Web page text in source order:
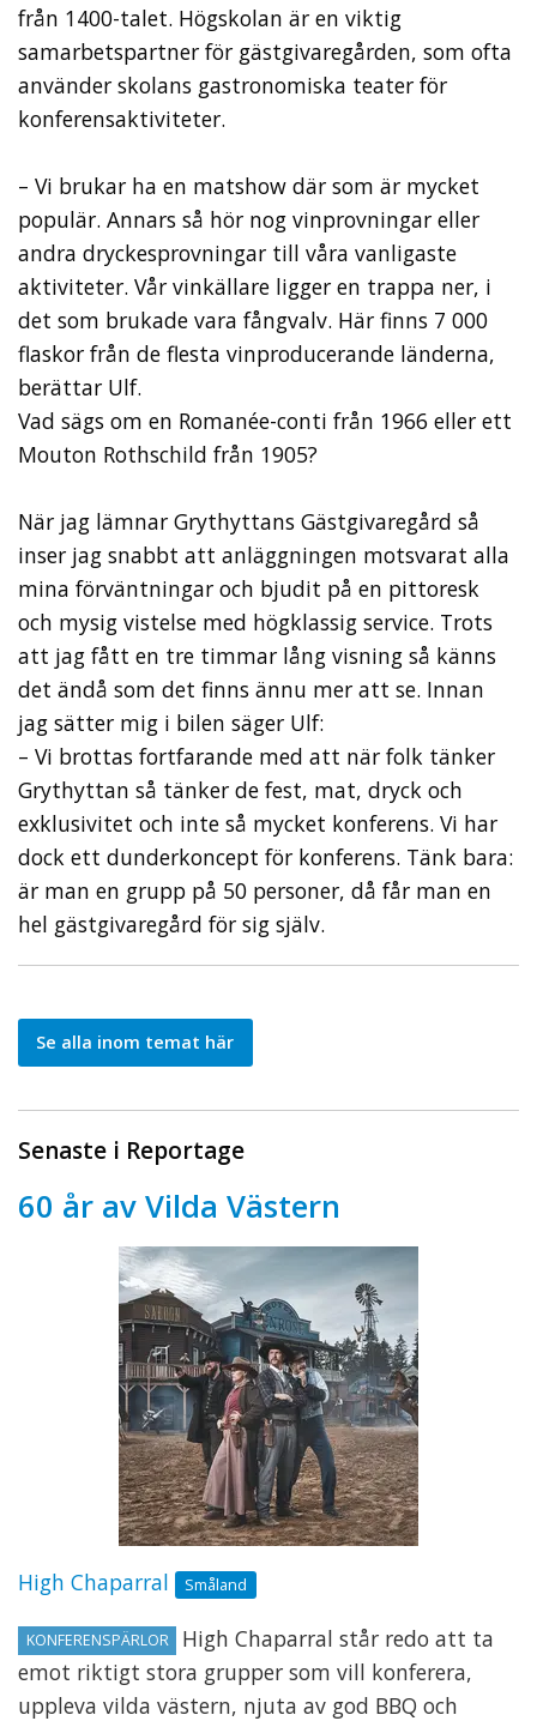
från 1400-talet. Högskolan är en viktig
samarbetspartner för gästgivaregården, som ofta
använder skolans gastronomiska teater för
konferensaktiviteter.
– Vi brukar ha en matshow där som är mycket
populär. Annars så hör nog vinprovningar eller
andra dryckesprovningar till våra vanligaste
aktiviteter. Vår vinkällare ligger en trappa ner, i
det som brukade vara fångvalv. Här finns 7 000
flaskor från de flesta vinproducerande länderna,
berättar Ulf.
Vad sägs om en Romanée-conti från 1966 eller ett
Mouton Rothschild från 1905?
När jag lämnar Grythyttans Gästgivaregård så
inser jag snabbt att anläggningen motsvarat alla
mina förväntningar och bjudit på en pittoresk
och mysig vistelse med högklassig service. Trots
att jag fått en tre timmar lång visning så känns
det ändå som det finns ännu mer att se. Innan
jag sätter mig i bilen säger Ulf:
– Vi brottas fortfarande med att när folk tänker
Grythyttan så tänker de fest, mat, dryck och
exklusivitet och inte så mycket konferens. Vi har
dock ett dunderkoncept för konferens. Tänk bara:
är man en grupp på 50 personer, då får man en
hel gästgivaregård för sig själv.
Se alla inom temat här
Senaste i Reportage
60 år av Vilda Västern
High Chaparral Småland
KONFERENSPÄRLOR
High Chaparral står redo att ta
emot riktigt stora grupper som vill konferera,
uppleva vilda västern, njuta av god BBQ och